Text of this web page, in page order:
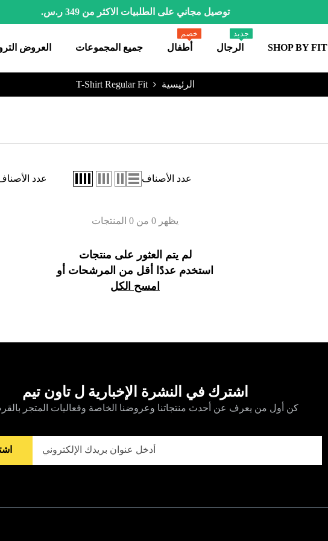
توصيل مجاني على الطلبيات الاكثر من 349 ر.س.
SHOP BY FIT الرجال
جديد
أطفال
خصم
جميع المجموعات العروض
الرئيسية T-Shirt Regular Fit
عدد الأصناف عدد
يظهر 0 من 0 المنتجات
لم يتم العثور على منتجات
استخدم عددًا أقل من المرشحات أو
امسح الكل
اشترك في النشرة الإخبارية ل تاون تيم
كن أول من يعرف عن أحدث منتجاتنا وعروضنا الخاصة وفعاليات المتجر